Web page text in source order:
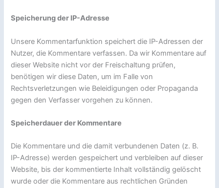
Speicherung der IP-Adresse
Unsere Kommentarfunktion speichert die IP-Adressen der
Nutzer, die Kommentare verfassen. Da wir Kommentare auf
dieser Website nicht vor der Freischaltung prüfen,
benötigen wir diese Daten, um im Falle von
Rechtsverletzungen wie Beleidigungen oder Propaganda
gegen den Verfasser vorgehen zu können.
Speicherdauer der Kommentare
Die Kommentare und die damit verbundenen Daten (z. B.
IP-Adresse) werden gespeichert und verbleiben auf dieser
Website, bis der kommentierte Inhalt vollständig gelöscht
wurde oder die Kommentare aus rechtlichen Gründen